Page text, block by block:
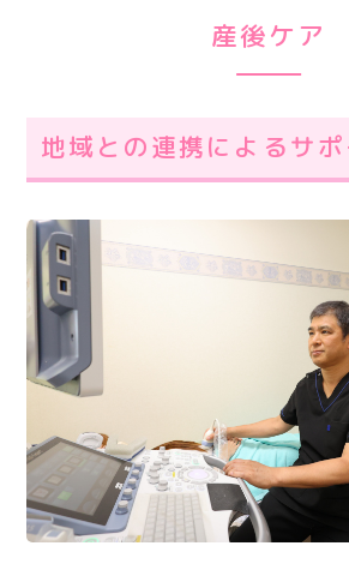
産後ケア
地域との連携によるサポ